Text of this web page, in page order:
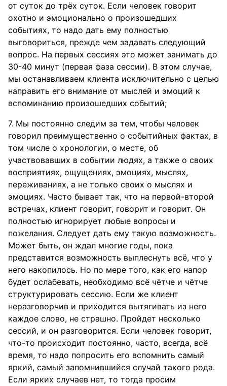
от суток до трёх суток. Если человек говорит
охотно и эмоционально о произошедших
событиях, то надо дать ему полностью
выговориться, прежде чем задавать следующий
вопрос. На первых сессиях это может занимать до
30-40 минут (первая фаза сессии). В этом случае,
мы останавливаем клиента исключительно с целью
направить его внимание от мыслей и эмоций к
вспоминанию произошедших событий;
Мы постоянно следим за тем, чтобы человек
говорил преимущественно о событийных фактах, в
том числе о хронологии, о месте, об
участвовавших в событии людях, а также о своих
восприятиях, ощущениях, эмоциях, мыслях,
переживаниях, а не только своих о мыслях и
эмоциях. Часто бывает так, что на первой-второй
встречах, клиент говорит, говорит и говорит. Он
полностью игнорирует любые вопросы и
пожелания. Следует дать ему такую возможность.
Может быть, он ждал многие годы, пока
представится возможность выплеснуть всё, что у
него накопилось. Но по мере того, как его напор
будет ослабевать, необходимо всё чётче и чётче
структурировать сессию. Если же клиент
неразговорчив и приходится вытягивать из него
каждое слово, не страшно. Пройдет несколько
сессий, и он разговорится. Если человек говорит,
что-то происходит постоянно, часто, всегда, всё
время, то надо попросить его вспомнить самый
яркий, самый запомнившийся случай такого рода.
Если ярких случаев нет, то тогда просим